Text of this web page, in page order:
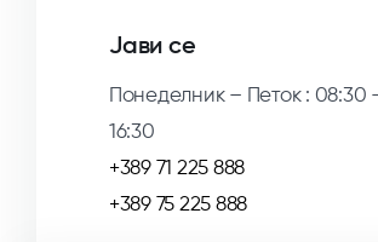
Јави се
Понеделник – Петок : 08:30
16:30
+389 71 225 888
+389 75 225 888